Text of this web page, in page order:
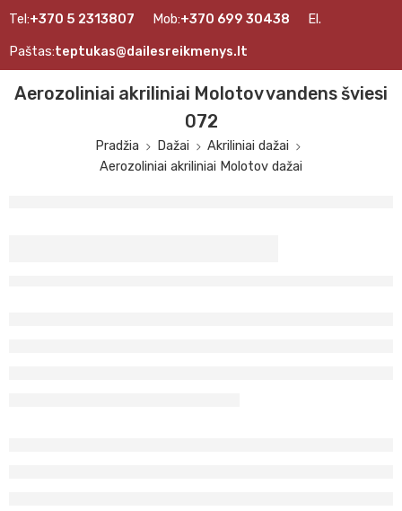
Tel:+370 5 2313807 Mob:+370 699 30438 El.
Paštas:teptukas@dailesreikmenys.lt
Aerozoliniai akriliniai Molotov vandens šviesi
072
Pradžia Dažai
Akriliniai dažai
Aerozoliniai akriliniai Molotov dažai